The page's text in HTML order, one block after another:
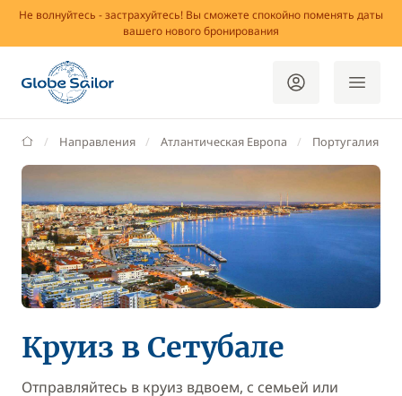
Не волнуйтесь - застрахуйтесь! Вы сможете спокойно поменять даты
вашего нового бронирования
GlobeSailor
Направления Атлантическая Европа Португалия
Круиз в Сетубале
Отправляйтесь в круиз вдвоем, с семьей или